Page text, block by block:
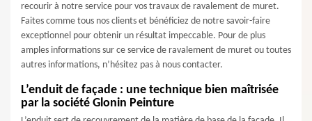
recourir à notre service pour vos travaux de ravalement de muret.
Faites comme tous nos clients et bénéficiez de notre savoir-faire
exceptionnel pour obtenir un résultat impeccable. Pour de plus
amples informations sur ce service de ravalement de muret ou toutes
autres informations, n’hésitez pas à nous contacter.
L’enduit de façade : une technique bien maîtrisée
par la société Glonin Peinture